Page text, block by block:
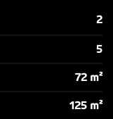
2
5
72 m²
125 m²